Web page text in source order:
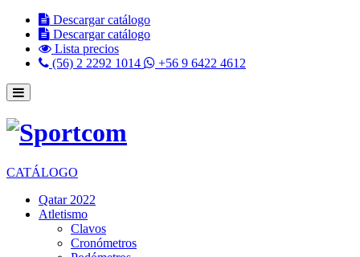
Descargar catálogo
Descargar catálogo
Lista precios
(56) 2 2292 1014
+56 9 6422 4612
CATÁLOGO
Qatar 2022
Atletismo
Clavos
Cronómetros